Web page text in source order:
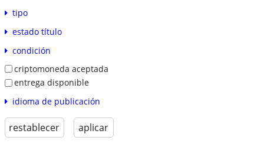
tipo
estado título
condición
criptomoneda aceptada
entrega disponible
idioma de publicación
restablecer aplicar